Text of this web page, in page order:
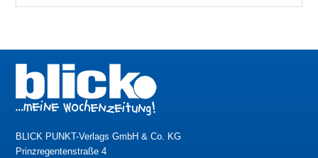
BLICK PUNKT-Verlags GmbH & Co. KG
Prinzregentenstraße 4